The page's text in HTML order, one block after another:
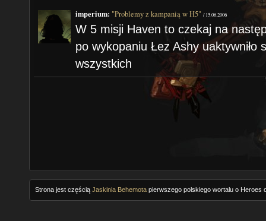
imperium: "Problemy z kampanią w H5"/15.06.2006
W 5 misji Haven to czekaj na
po wykopaniu Łez Ashy uaktywniło
wszystkich
Strona jest częścią Jaskinia Behemotapierwszego polskiego wortalu o Heroes